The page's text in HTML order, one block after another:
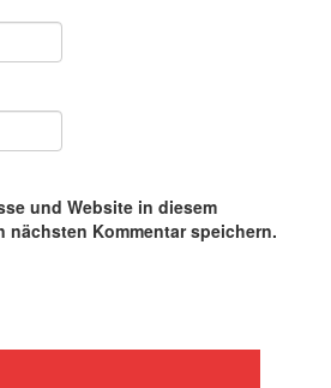
und Website in diesem
nächsten Kommentar speichern.